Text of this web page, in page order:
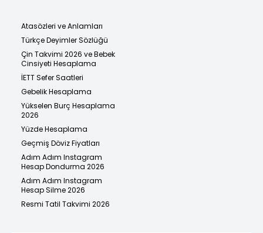
Atasözleri ve Anlamları
Türkçe Deyimler Sözlüğü
Çin Takvimi 2026 ve Bebek
Cinsiyeti Hesaplama
İETT Sefer Saatleri
Gebelik Hesaplama
Yükselen Burç Hesaplama
2026
Yüzde Hesaplama
Geçmiş Döviz Fiyatları
Adım Adım Instagram
Hesap Dondurma 2026
Adım Adım Instagram
Hesap Silme 2026
Resmi Tatil Takvimi 2026